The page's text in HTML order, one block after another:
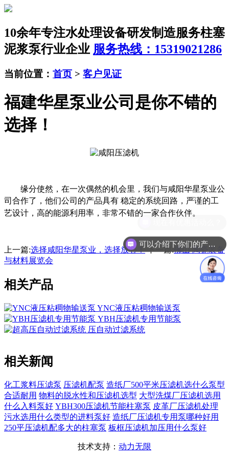
10余年专注水处理设备研发制造服务柱塞
泥浆泵行业企业 服务热线：15319021286
当前位置： 首页 > 客户见证
福建华星泵业公司是你不错的
选择！
缘分使然，在一次偶然的机会里，我们与咸阳华星泵业公
司合作了，他们公司的产品具有 稳定的系统回路，严谨的工
艺设计，高的能源利用率，非常不错的一家合作伙伴。
上一篇:选择咸阳华星泵业，选择放心！ 下一篇:佛山 陶瓷装备
与材料展览会
相关产品
YNC液压粘稠物输送泵
YBH压滤机专用节能泵
压自动过滤系统
相关新闻
化工浆料压滤泵 压滤机配泵 造纸厂500平米压滤机选什么泵型
合适耐用 物料的脱水性和压滤机选型 大型洗煤厂压滤机选用
什么入料泵好 YBH300压滤机节能柱塞泵 皮革厂压滤机处理
污水选用什么类型的进料泵好 造纸厂压滤机专用泵哪种好用
250平压滤机配多大的柱塞泵 板框压滤机加压用什么泵好
技术支持： 动力无限
可以介绍下你们的产品么？